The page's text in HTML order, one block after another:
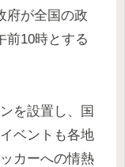
府が全国の政
前10時とする
を設置し、国
ベントも各地
カーへの情熱